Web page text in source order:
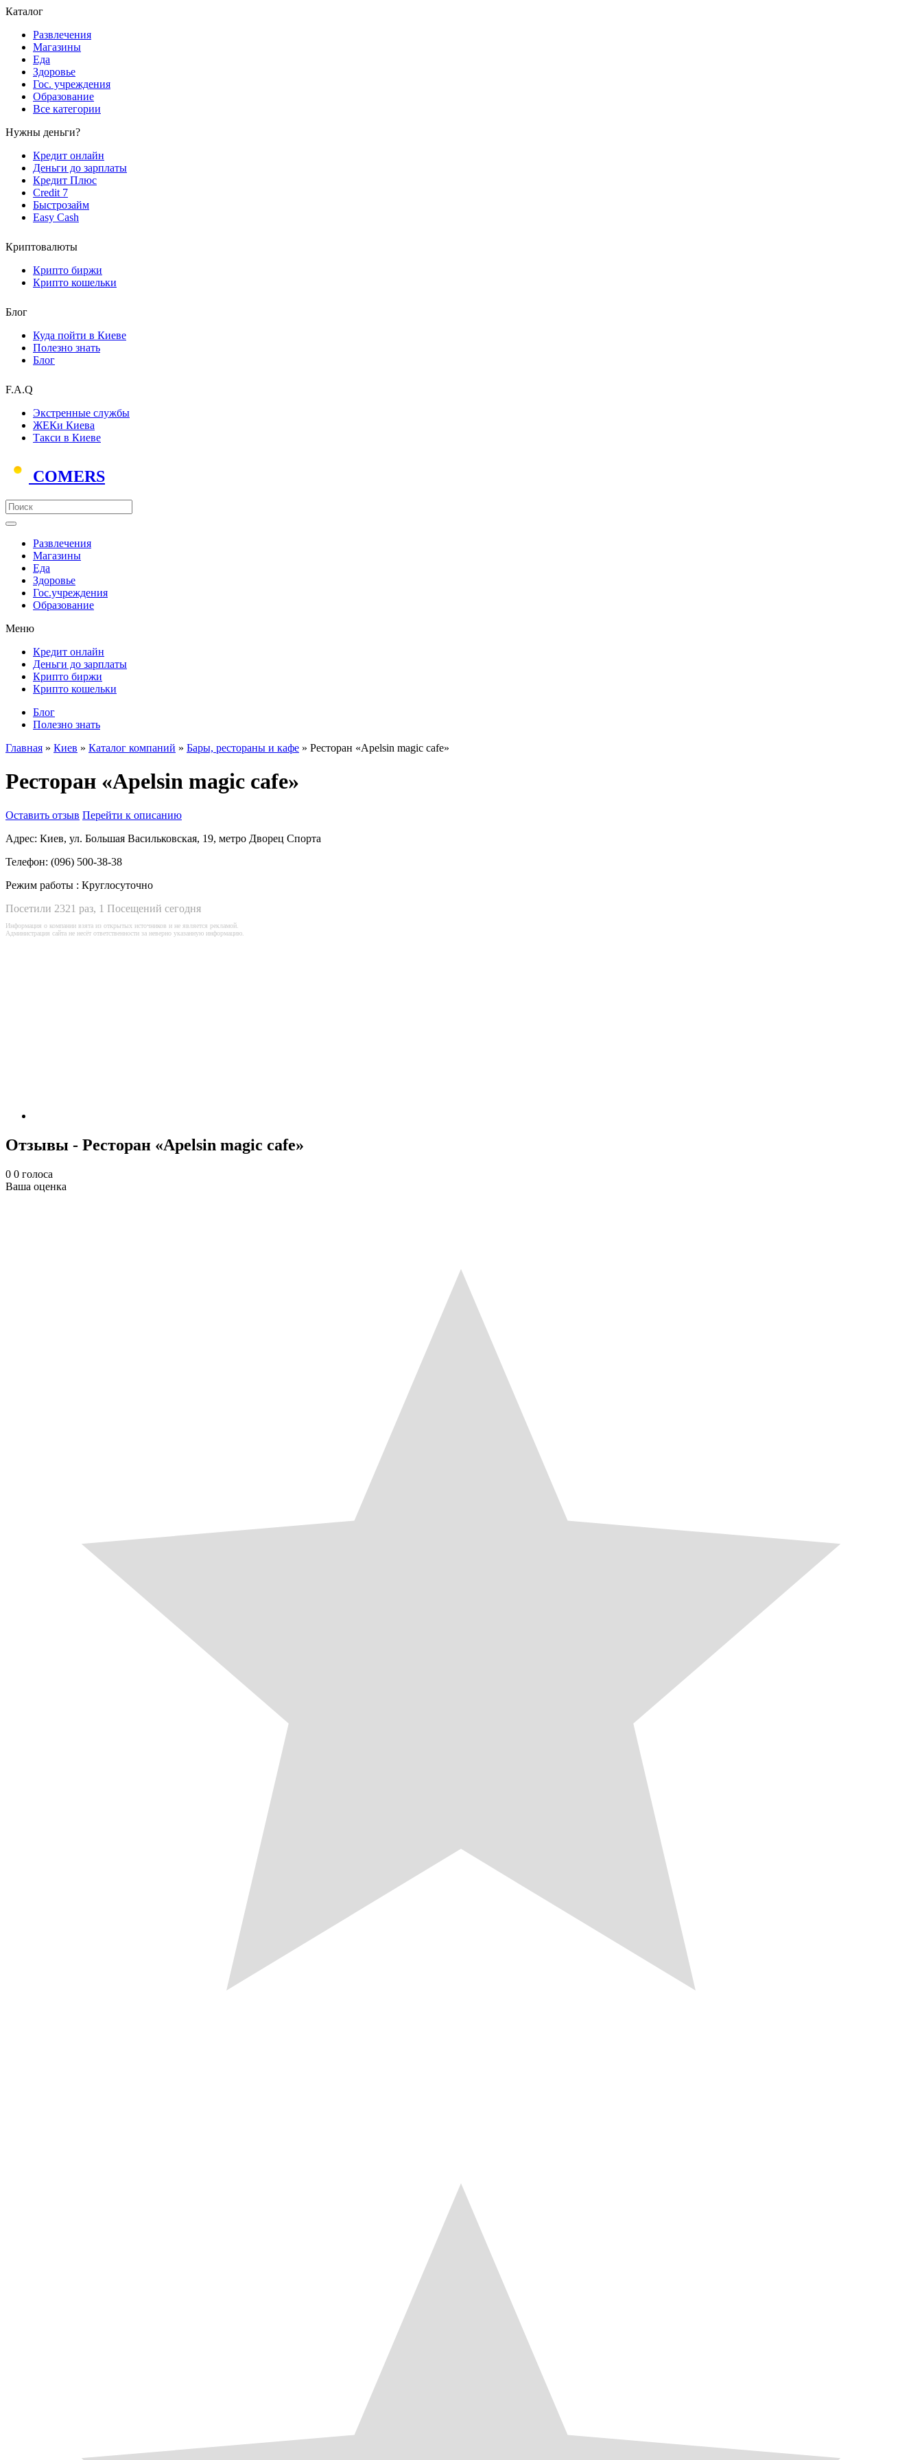
Каталог
Развлечения
Магазины
Еда
Здоровье
Гос. учреждения
Образование
Все категории
Нужны деньги?
Кредит онлайн
Деньги до зарплаты
Кредит Плюс
Credit 7
Быстрозайм
Easy Cash
Криптовалюты
Крипто биржи
Крипто кошельки
Блог
Куда пойти в Киеве
Полезно знать
Блог
F.A.Q
Экстренные службы
ЖЕКи Киева
Такси в Киеве
COMERS
Развлечения
Магазины
Еда
Здоровье
Гос.учреждения
Образование
Меню
Кредит онлайн
Деньги до зарплаты
Крипто биржи
Крипто кошельки
Блог
Полезно знать
Главная » Киев » Каталог компаний » Бары, рестораны и кафе » Ресторан «Apelsin magic cafe»
Ресторан «Apelsin magic cafe»
Оставить отзыв Перейти к описанию
Адрес: Киев, ул. Большая Васильковская, 19, метро Дворец Спорта
Телефон: (096) 500-38-38
Режим работы : Круглосуточно
Посетили 2321 раз, 1 Посещений сегодня
Информация о компании взята из открытых источников и не является рекламой.
Администрация сайта не несёт ответственности за неверно указанную информацию.
Отзывы - Ресторан «Apelsin magic cafe»
0 0 голоса
Ваша оценка